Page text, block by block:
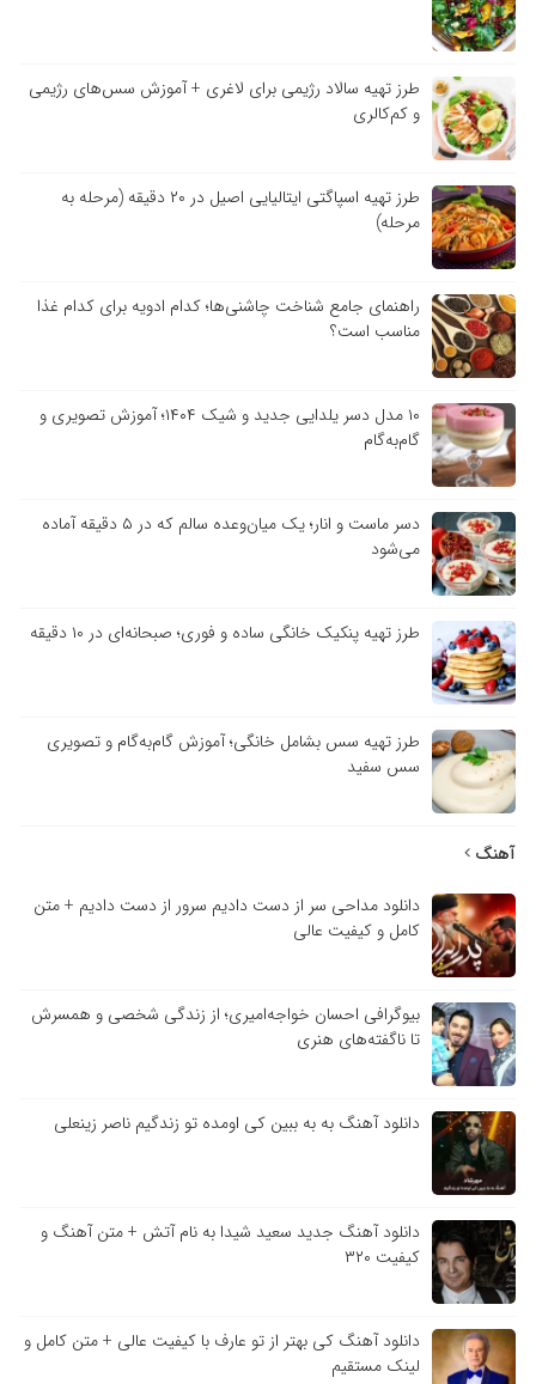
طرز تهیه سالاد رژیمی برای لاغری + آموزش سس‌های رژیمی
و کم‌کالری
طرز تهیه اسپاگتی ایتالیایی اصیل در ۲۰ دقیقه (مرحله به
مرحله)
راهنمای جامع شناخت چاشنی‌ها؛ کدام ادویه برای کدام غذا
مناسب است؟
۱۰ مدل دسر یلدایی جدید و شیک ۱۴۰۴؛ آموزش تصویری و
گام‌به‌گام
دسر ماست و انار؛ یک میان‌وعده سالم که در ۵ دقیقه آماده
می‌شود
طرز تهیه پنکیک خانگی ساده و فوری؛ صبحانه‌ای در ۱۰ دقیقه
طرز تهیه سس بشامل خانگی؛ آموزش گام‌به‌گام و تصویری
سس سفید
آهنگ
دانلود مداحی سر از دست دادیم سرور از دست دادیم + متن
کامل و کیفیت عالی
بیوگرافی احسان خواجه‌امیری؛ از زندگی شخصی و همسرش
تا ناگفته‌های هنری
دانلود آهنگ به به ببین کی اومده تو زندگیم ناصر زینعلی
دانلود آهنگ جدید سعید شیدا به نام آتش + متن آهنگ و
کیفیت ۳۲۰
دانلود آهنگ کی بهتر از تو عارف با کیفیت عالی + متن کامل و
لینک مستقیم